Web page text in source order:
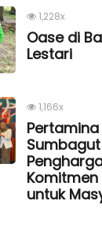
1,228x
Oase di
Lestari
1,166x
untuk